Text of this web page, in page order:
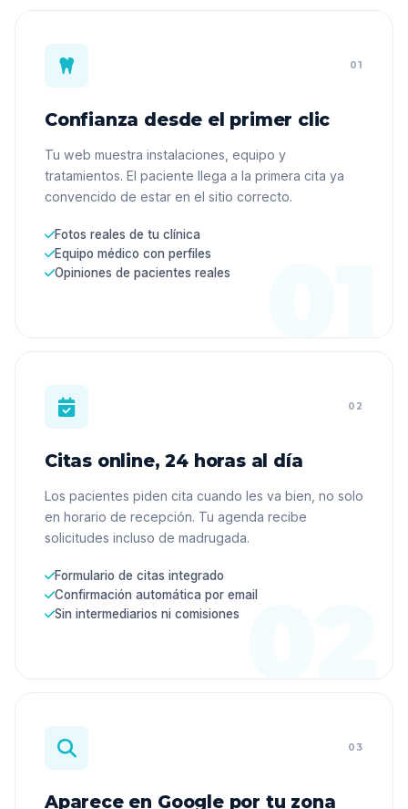
01
Confianza desde el primer clic
Tu web muestra instalaciones, equipo y
tratamientos. El paciente llega a la primera cita ya
convencido de estar en el sitio correcto.
Fotos reales de tu clínica
Equipo médico con perfiles
Opiniones de pacientes reales
02
Citas online, 24 horas al día
Los pacientes piden cita cuando les va bien, no solo
en horario de recepción. Tu agenda recibe
solicitudes incluso de madrugada.
Formulario de citas integrado
Confirmación automática por email
Sin intermediarios ni comisiones
03
Aparece en Google por tu zona